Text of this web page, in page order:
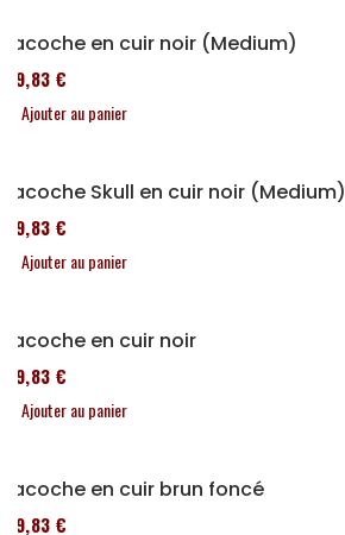
Sacoche en cuir noir (Medium)
119,83 €
Ajouter au panier
Sacoche Skull en cuir noir (Medium)
119,83 €
Ajouter au panier
Sacoche en cuir noir
119,83 €
Ajouter au panier
Sacoche en cuir brun foncé
119,83 €